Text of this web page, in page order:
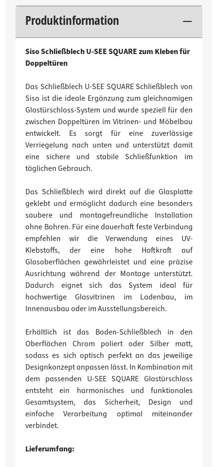
Produktinformation
Siso Schließblech U-SEE SQUARE zum Kleben für
Doppeltüren
Das Schließblech U-SEE SQUARE Schließblech von
Siso ist die ideale Ergänzung zum gleichnamigen
Glastürschloss-System und wurde speziell für den
zwischen Doppeltüren im Vitrinen- und Möbelbau
entwickelt. Es sorgt für eine zuverlässige
Verriegelung nach unten und unterstützt damit
eine sichere und stabile Schließfunktion im
täglichen Gebrauch.
Das Schließblech wird direkt auf die Glasplatte
geklebt und ermöglicht dadurch eine besonders
saubere und montagefreundliche Installation
ohne Bohren. Für eine dauerhaft feste Verbindung
empfehlen wir die Verwendung eines UV-
Klebstoffs, der eine hohe Haftkraft auf
Glasoberflächen gewährleistet und eine präzise
Ausrichtung während der Montage unterstützt.
Dadurch eignet sich das System ideal für
hochwertige Glasvitrinen im Ladenbau, im
Innenausbau oder im Ausstellungsbereich.
Erhältlich ist das Boden-Schließblech in den
Oberflächen Chrom poliert oder Silber matt,
sodass es sich optisch perfekt an das jeweilige
Designkonzept anpassen lässt. In Kombination mit
dem passenden U-SEE SQUARE Glastürschloss
entsteht ein harmonisches und funktionales
Gesamtsystem, das Sicherheit, Design und
einfache Verarbeitung optimal miteinander
verbindet.
Lieferumfang: